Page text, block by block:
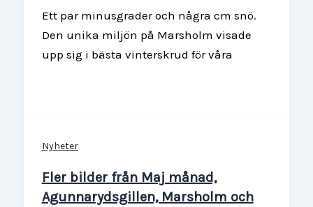
Ett par minusgrader och några cm snö.
Den unika miljön på Marsholm visade
upp sig i bästa vinterskrud för våra
Nyheter
Fler bilder från Maj månad,
Agunnarydsgillen, Marsholm och